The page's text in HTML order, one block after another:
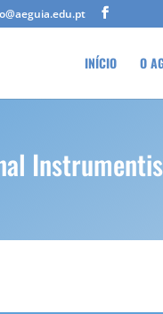
INÍCIO O